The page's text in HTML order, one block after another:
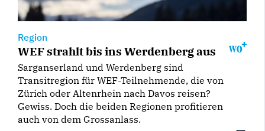
Region
WEF strahlt bis ins Werdenberg aus
Sarganserland und Werdenberg sind
Transitregion für WEF-Teilnehmende, die von
Zürich oder Altenrhein nach Davos reisen?
Gewiss. Doch die beiden Regionen profitieren
auch von dem Grossanlass.